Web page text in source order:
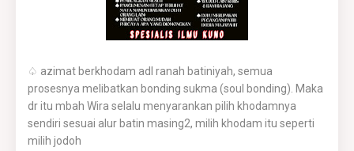
♤ azimat berkhodam adl ranah batiniyah, semua
prosesnya melibatkan bonding sukma (soul bonding). Maka
dr itu mbah Wira selalu menyarankan pilih khodamnya
sendiri sesuai alur batin masing2, milih khodam itu seperti
milih jodoh